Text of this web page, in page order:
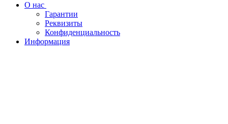
О нас
Гарантии
Реквизиты
Конфиденциальность
Информация